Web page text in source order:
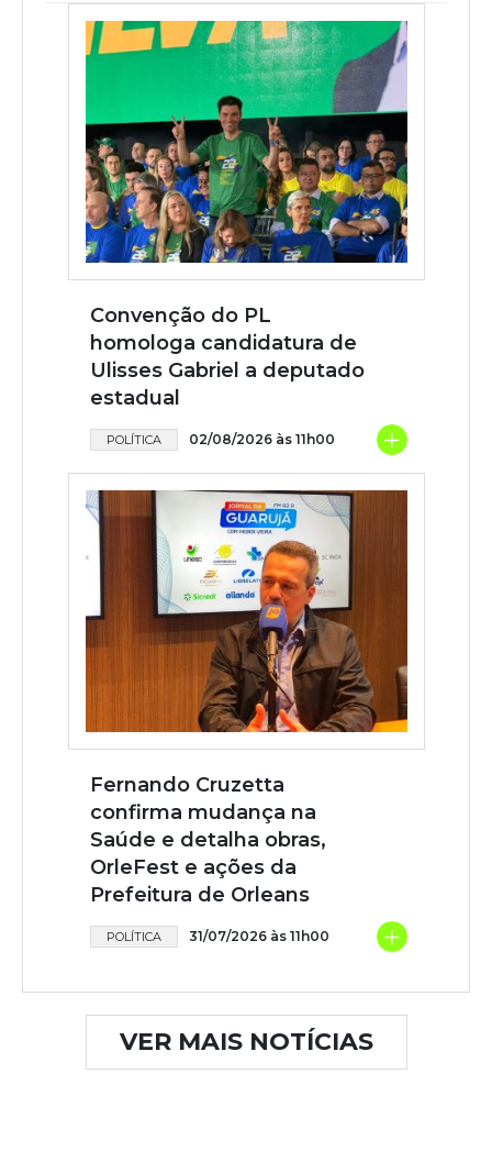
Convenção do PL
homologa candidatura de
Ulisses Gabriel a deputado
estadual
POLÍTICA 02/08/2026 às 11h00 +
Fernando Cruzetta
confirma mudança na
Saúde e detalha obras,
OrleFest e ações da
Prefeitura de Orleans
POLÍTICA 31/07/2026 às 11h00 +
VER MAIS NOTÍCIAS